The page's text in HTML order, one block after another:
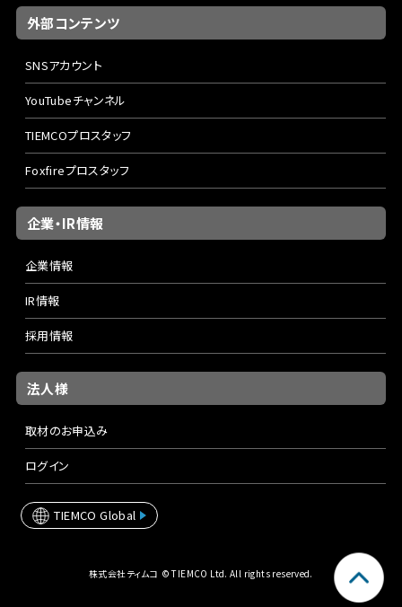
外部コンテンツ
SNSアカウント
YouTubeチャンネル
TIEMCOプロスタッフ
Foxfireプロスタッフ
企業・IR情報
企業情報
IR情報
採用情報
法人様
取材のお申込み
ログイン
TIEMCO Global
株式会社ティムコ © TIEMCO Ltd. All rights reserved.